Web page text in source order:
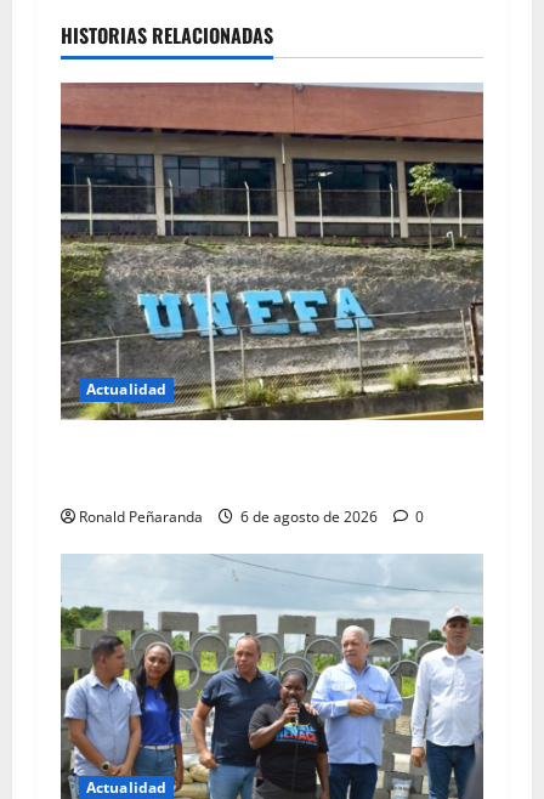
HISTORIAS RELACIONADAS
Actualidad
Ronald Peñaranda 6 de agosto de 2026 0
Actualidad